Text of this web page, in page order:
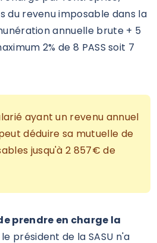
du revenu imposable dans la
annuelle brute + 5
2% de 8 PASS soit 7
ayant un revenu annuel
déduire sa mutuelle de
jusqu'à 2 857€ de
prendre en charge la
le président de la SASU n'a